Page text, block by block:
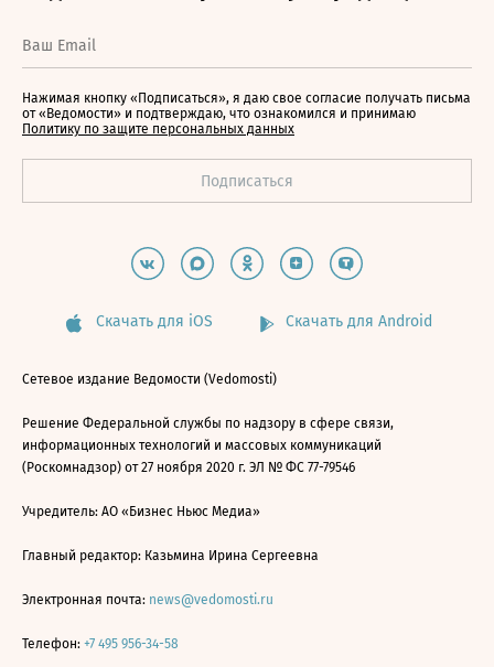
Нажимая кнопку «Подписаться», я даю свое согласие получать письма
от «Ведомости» и подтверждаю, что ознакомился и принимаю
Политику по защите персональных данных
Скачать для iOS Скачать для Android
Сетевое издание Ведомости (Vedomosti)
Решение Федеральной службы по надзору в сфере связи,
информационных технологий и массовых коммуникаций
(Роскомнадзор) от 27 ноября 2020 г. ЭЛ № ФС 77-79546
Учредитель: АО «Бизнес Ньюс Медиа»
Главный редактор: Казьмина Ирина Сергеевна
Электронная почта: news@vedomosti.ru
Телефон: +7 495 956-34-58